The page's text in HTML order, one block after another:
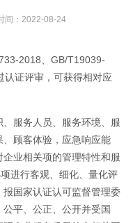
间： 2022-08-24
2018、GB/T19039-
证评审，可获得相对应
服务人员、服务环境、服
顾客体验，应急响应能
业相关项的管理特性和服
进行客观、细化、量化评
国家认证认可监督管理委
平、公正、公开并受国